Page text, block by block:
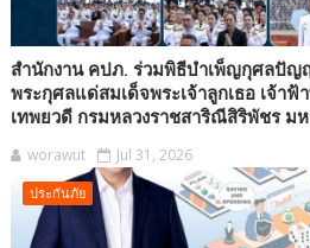
สำนักงาน คปภ. ร่วมพิธีบำเพ็ญกุศลปัญ
พระกุศลแด่สมเด็จพระเจ้าลูกเธอ เจ้าฟ้
เทพยวดี กรมหลวงราชสาริณีสิริพัชร ม
worawut Jul 31, 2026
ประกันภัย